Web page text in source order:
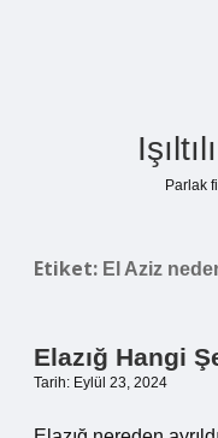
Parlak
Etiket: El Aziz
Elazığ Hangi
Tarih: Eylül 23, 2024